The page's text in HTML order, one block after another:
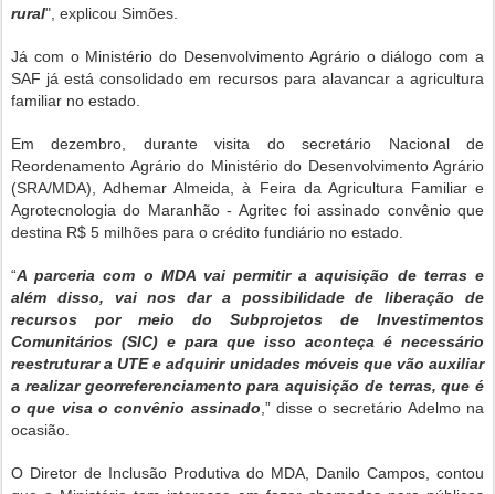
rural", explicou Simões.
Já com o Ministério do Desenvolvimento Agrário o diálogo com a
SAF já está consolidado em recursos para alavancar a agricultura
familiar no estado.
Em dezembro, durante visita do secretário Nacional de
Reordenamento Agrário do Ministério do Desenvolvimento Agrário
(SRA/MDA), Adhemar Almeida, à Feira da Agricultura Familiar e
Agrotecnologia do Maranhão - Agritec foi assinado convênio que
destina R$ 5 milhões para o crédito fundiário no estado.
“A parceria com o MDA vai permitir a aquisição de terras e
além disso, vai nos dar a possibilidade de liberação de
recursos por meio do Subprojetos de Investimentos
Comunitários (SIC) e para que isso aconteça é necessário
reestruturar a UTE e adquirir unidades móveis que vão auxiliar
a realizar georreferenciamento para aquisição de terras, que é
o que visa o convênio assinado ,” disse o secretário Adelmo na
ocasião.
O Diretor de Inclusão Produtiva do MDA, Danilo Campos, contou